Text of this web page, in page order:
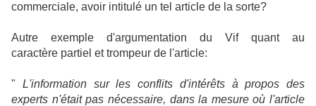
commerciale, avoir intitulé un tel article de la sorte?
Autre exemple d'argumentation du Vif quant au
caractère partiel et trompeur de l'article:
" L'information sur les conflits d'intérêts à propos des
experts n'était pas nécessaire, dans la mesure où l'article